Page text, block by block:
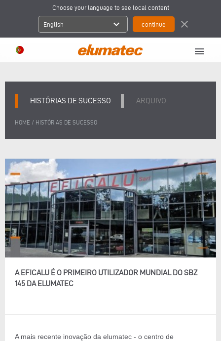
Choose your language to see local content
English expand_more close
menu
HISTÓRIAS DE SUCESSO ARQUIVO
HOME / HISTÓRIAS DE SUCESSO
A EFICALU É O PRIMEIRO UTILIZADOR MUNDIAL DO SBZ
145 DA ELUMATEC
A mais recente inovação da elumatec - o centro de